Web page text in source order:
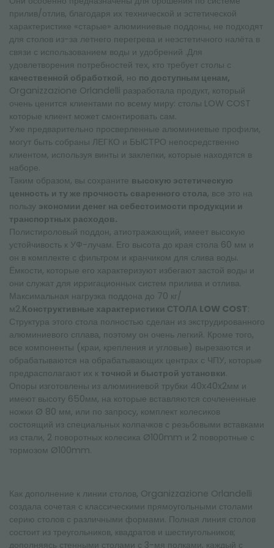
прилив/отлив, благодаря их технической и эстетической
характеристике «старые» алюминиевые поддоны, не подходят
для столов из-за летнего перегрева и неэстетичного налёта в
связи с использованием воды и удобрений .Для
удовлетворения потребностей тех, кто требует столы с
качественной обработкой, но по доступным ценам,
Organizzazione Orlandelli разработала продукт, который
очень ценится клиентами по всему миру: столы LOW COST
которые клиент может смонтировать сам.
Уже предварительно просверленные алюминиевые профили,
могут быть собраны ЛЕГКО и БЫСТРО непосредственно
клиентом, используя винты и заклепки, которые находятся в
наборе.
Таким образом, вы сохраните высокую эстетическую
ценность и ту же прочность сваренного стола, все это на
пользу экономии денег на себестоимости продукции и
транспортных расходов.
Полистироловый поддон, атиотражающий, имеет высокую
устойчивость к УФ-лучам. Его высота до края стола 60 мм и
он в комплекте с фильтром и кранчиком для слива воды.
Ёмкости, которые его характеризуют избегают застой воды и
они служат для ирригационных систем прилива и отлива.
Максимальная нагрузка поддона до 70 кг/
м2.Конструктивные характеристики СТОЛА LOW COST:
Структура этого стола полностью сделан из экструдированного
алюминиевого сплава, поэтому он очень легкий. Кроме того,
все компоненты (краи, крепления и угловые) вырезаются и
обрабатываются на обрабатывающих центрах с ЧПУ, которые
предрасполагают их к точной и быстрой установки.
Опоры изготовлены из алюминиевой трубки 40x40x2мм и
имеют высоту 650мм, на которые вставляются сочлененные
ножки Ø 80 мм, или по запросу, комплект колесиков
состоящий из специальных колпачков с резьбовыми вставками
из стали, 2 поворотных колесика Ø100mm и 2 поворотные с
тормозом Ø100mm.
Как дополнение к линии столов, Organizzazione Orlandelli
создала сочетая с классическими прямоугольными столами
серию столов с различными формами. Полная линия столов
состоит из треугольников, квадратов и шестиугольников;
дополняясь стенными столами с 3-мя полками, каждый с